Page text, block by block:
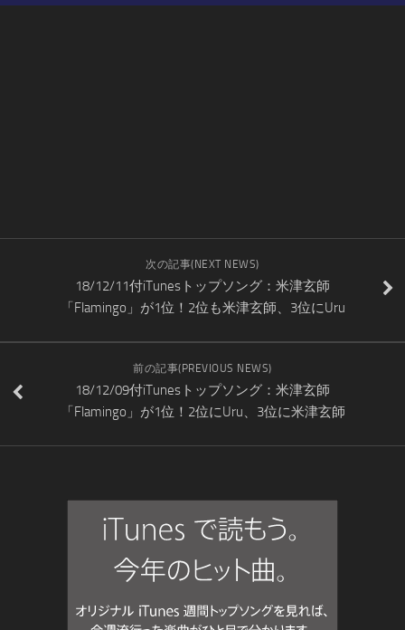
次の記事(NEXT NEWS)
18/12/11付iTunesトップソング：米津玄師
「Flamingo」が1位！2位も米津玄師、3位にUru
前の記事(PREVIOUS NEWS)
18/12/09付iTunesトップソング：米津玄師
「Flamingo」が1位！2位にUru、3位に米津玄師